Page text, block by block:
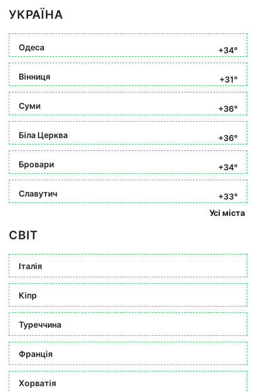
УКРАЇНА
Одеса +34°
Вінниця +31°
Суми +36°
Біла Церква +36°
Бровари +34°
Славутич
+33°
Усі міста
СВІТ
Італія
Кіпр
Туреччина
Франція
Хорватія